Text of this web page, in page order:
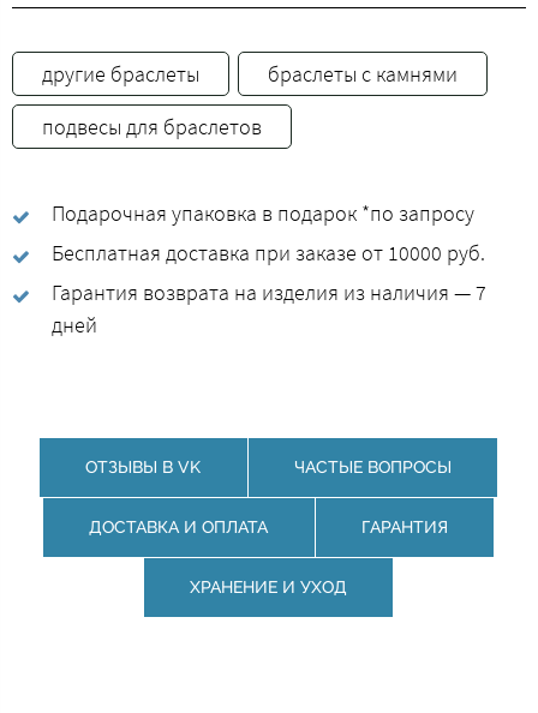
другие браслеты
браслеты с камнями
подвесы для браслетов
Подарочная упаковка в подарок *по запросу
Бесплатная доставка при заказе от 10000 руб.
Гарантия возврата на изделия из наличия — 7
дней
ОТЗЫВЫ В VK ЧАСТЫЕ ВОПРОСЫ
ДОСТАВКА И ОПЛАТА ГАРАНТИЯ
ХРАНЕНИЕ И УХОД